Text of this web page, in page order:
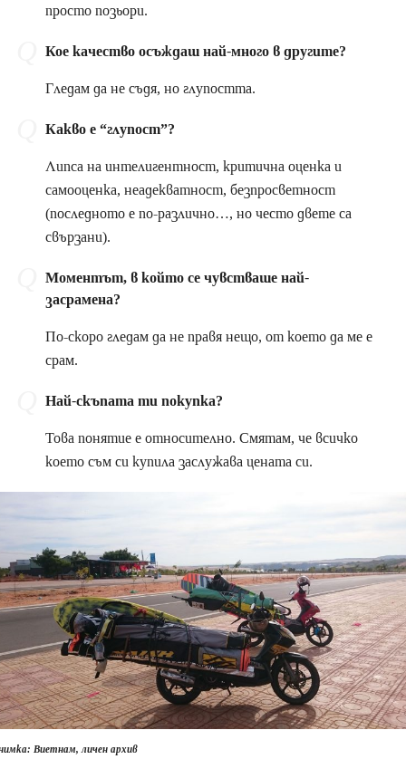
просто позьори.
Кое качество осъждаш най-много в другите?
Гледам да не съдя, но глупостта.
Какво е “глупост”?
Липса на интелигентност, критична оценка и
самооценка, неадекватност, безпросветност
(последното е по-различно…, но често двете са
свързани).
Моментът, в който се чувстваше най-
засрамена?
По-скоро гледам да не правя нещо, от което да ме е
срам.
Най-скъпата ти покупка?
Това понятие е относително. Смятам, че всичко
което съм си купила заслужава цената си.
Виетнам, личен архив